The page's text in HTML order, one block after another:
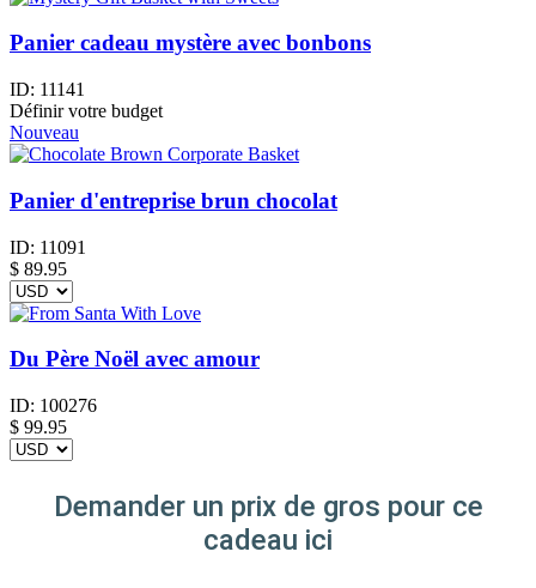
Panier cadeau mystère avec bonbons
ID: 11141
Définir votre budget
Nouveau
Panier d'entreprise brun chocolat
ID: 11091
$ 89.95
Du Père Noël avec amour
ID: 100276
$ 99.95
Demander un prix de gros pour ce
cadeau ici